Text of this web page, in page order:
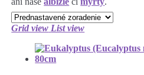
Grid view List view